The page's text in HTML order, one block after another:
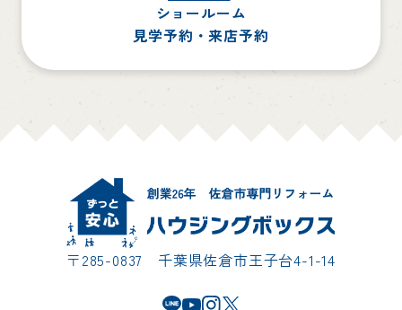
ショールーム
見学予約・来店予約
〒285-0837 千葉県佐倉市王子台4-1-14